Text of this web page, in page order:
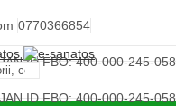
0770366854
ID FBO: 400-000-245-058
ID FBO: 400-000-245-058